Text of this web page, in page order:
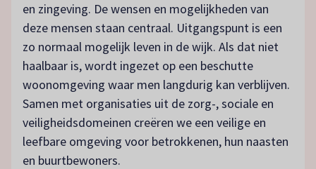
en zingeving. De wensen en mogelijkheden van
deze mensen staan centraal. Uitgangspunt is een
zo normaal mogelijk leven in de wijk. Als dat niet
haalbaar is, wordt ingezet op een beschutte
woonomgeving waar men langdurig kan verblijven.
Samen met organisaties uit de zorg-, sociale en
veiligheidsdomeinen creëren we een veilige en
leefbare omgeving voor betrokkenen, hun naasten
en buurtbewoners.